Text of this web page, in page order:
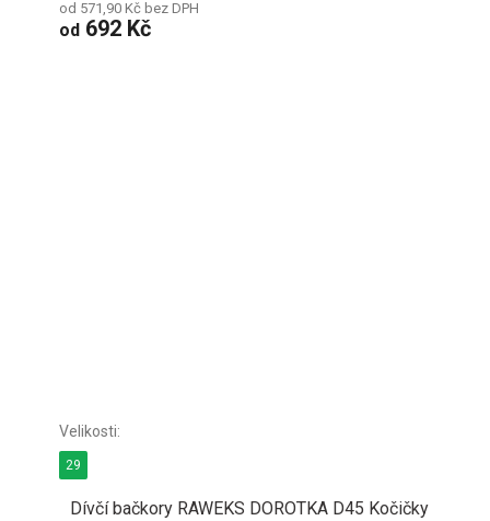
od 571,90 Kč bez DPH
od 692 Kč
Dívčí bačkory RAWEKS DOROTKA D45 Kočičky
29